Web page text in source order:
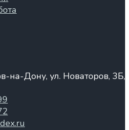
на-Дону, ул. Новаторов, 3Б,